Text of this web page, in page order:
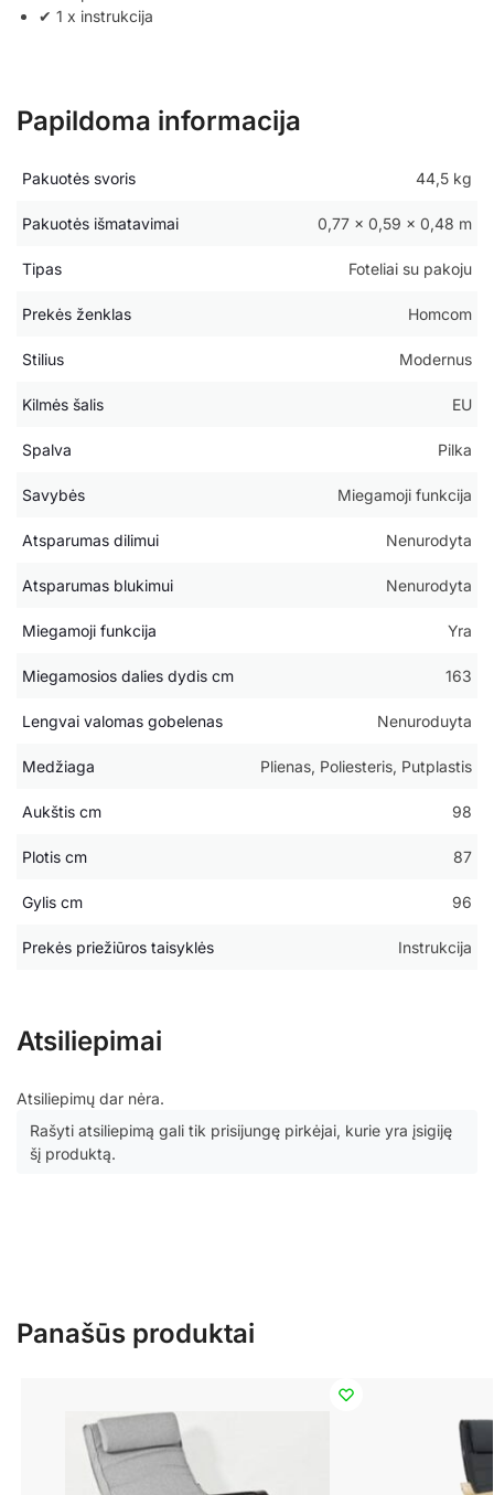
✔ 1 x instrukcija
Papildoma informacija
Pakuotės svoris 44,5 kg
Pakuotės išmatavimai 0,77 × 0,59 × 0,48 m
Tipas Foteliai su pakoju
Prekės ženklas Homcom
Stilius Modernus
Kilmės šalis EU
Spalva Pilka
Savybės Miegamoji funkcija
Atsparumas dilimui Nenurodyta
Atsparumas blukimui Nenurodyta
Miegamoji funkcija Yra
Miegamosios dalies dydis cm 163
Lengvai valomas gobelenas Nenuroduyta
Medžiaga Plienas, Poliesteris, Putplastis
Aukštis cm 98
Plotis cm 87
Gylis cm 96
Prekės priežiūros taisyklės Instrukcija
Atsiliepimai
Atsiliepimų dar nėra.
Rašyti atsiliepimą gali tik prisijungę pirkėjai, kurie yra įsigiję
šį produktą.
Panašūs produktai